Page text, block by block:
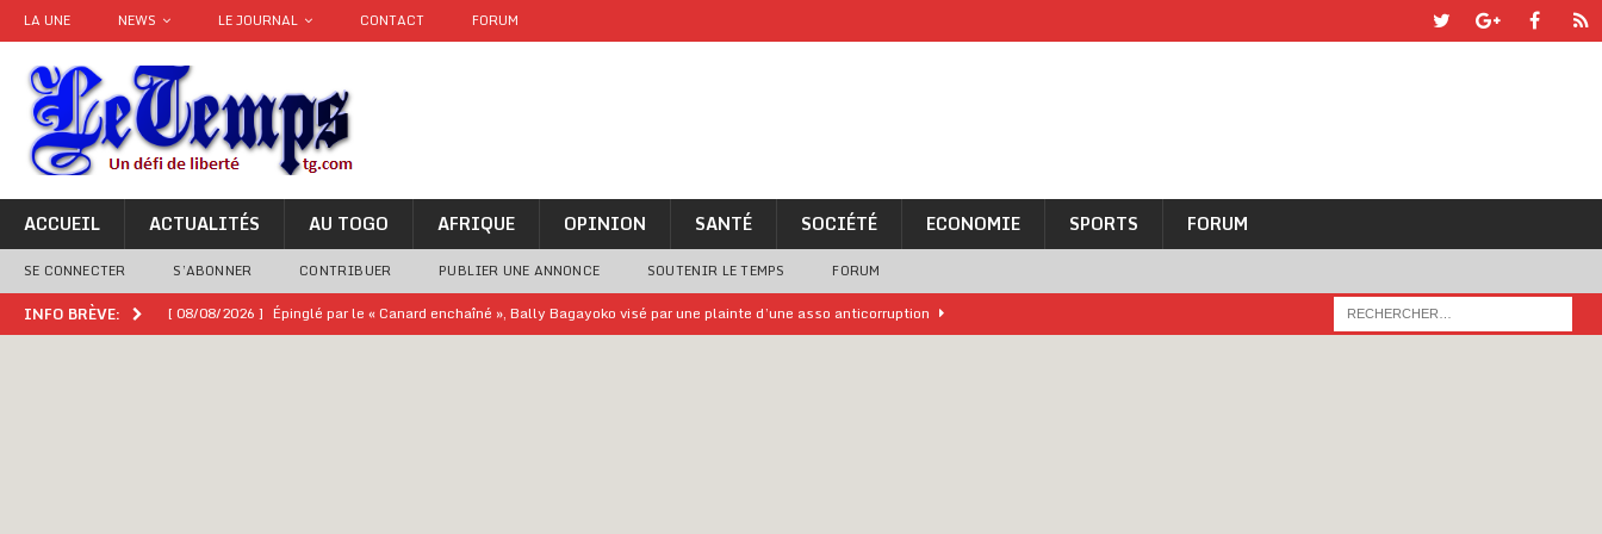
LA UNE NEWS LE JOURNAL CONTACT FORUM
ACCUEIL ACTUALITÉS AU TOGO AFRIQUE OPINION SANTÉ SOCIÉTÉ ECONOMIE SPORTS FORUM
SE CONNECTER S’ABONNER CONTRIBUER PUBLIER UNE ANNONCE SOUTENIR LE TEMPS FORUM
INFO BRÈVE: [ 08/08/2026 ] Épinglé par le « Canard enchaîné », Bally Bagayoko visé par une plainte d’une asso anticorruption